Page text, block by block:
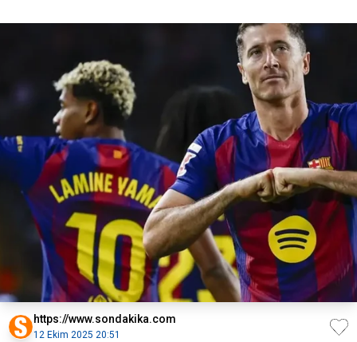
https://www.sondakika.com
12 Ekim 2025 20:51